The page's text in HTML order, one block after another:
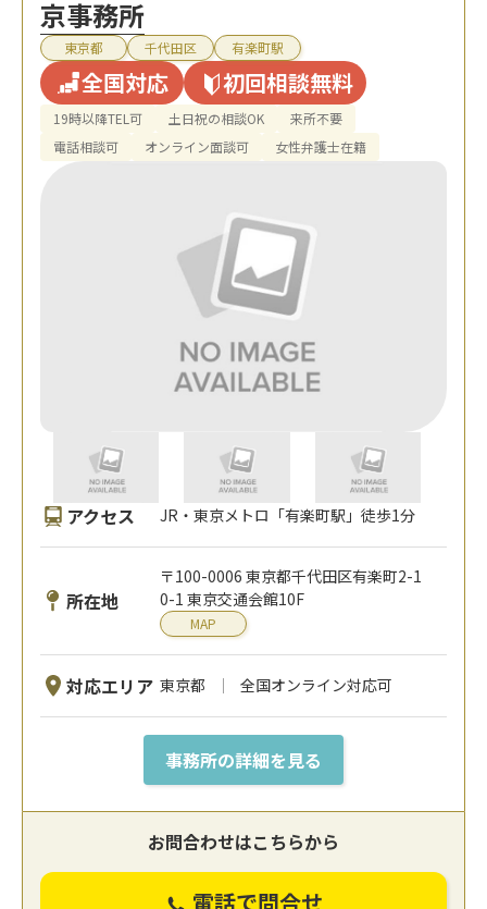
京事務所
東京都 千代田区 有楽町駅
全国対応 初回相談無料
19時以降TEL可 土日祝の相談OK
来所不要
電話相談可
オンライン面談可 女性弁護士在籍
アクセス JR・東京メトロ「有楽町駅」徒歩1分
所在地
〒100-0006 東京都千代田区有楽町2-1
0-1 東京交通会館10F
MAP
対応エリア 東京都 全国オンライン対応可
事務所の詳細を見る
お問合わせはこちらから
電話で問合せ